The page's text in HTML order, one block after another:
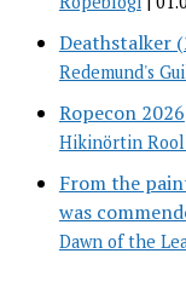
Deathstalker
Redemund's
Ropecon 2026
Hikinörtin
From the
was
Dawn of the